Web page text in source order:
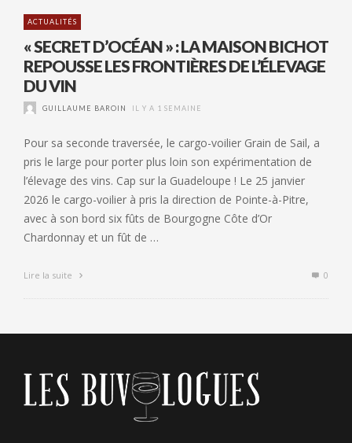
ACTUALITÉS
« SECRET D’OCÉAN » : LA MAISON BICHOT
REPOUSSE LES FRONTIÈRES DE L’ÉLEVAGE
DU VIN
GUILLAUME BAROIN IL Y A 1 SEMAINE
Pour sa seconde traversée, le cargo-voilier Grain de Sail, a
pris le large pour porter plus loin son expérimentation de
l’élevage des vins. Cap sur la Guadeloupe ! Le 25 janvier
2026 le cargo-voilier à pris la direction de Pointe-à-Pitre,
avec à son bord six fûts de Bourgogne Côte d’Or
Chardonnay et un fût de …
Lire la suite 0